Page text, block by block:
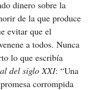
dinero sobre la
de la que produce
evitar que el
a todos. Nunca
lo que escribía
del siglo XXI: “Una
corrompida